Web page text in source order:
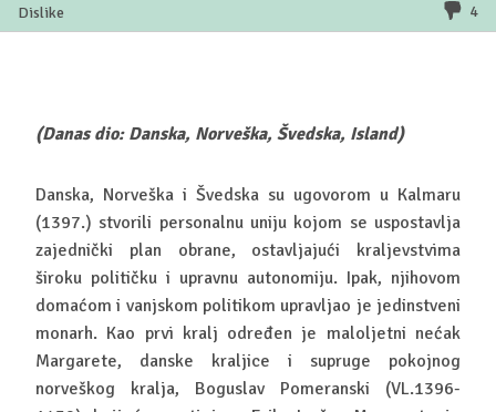
4
(Danas dio: Danska, Norveška, Švedska, Island)
Danska, Norveška i Švedska su ugovorom u Kalmaru
(1397.) stvorili personalnu uniju kojom se uspostavlja
zajednički plan obrane, ostavljajući kraljevstvima
široku političku i upravnu autonomiju. Ipak, njihovom
domaćom i vanjskom politikom upravljao je jedinstveni
monarh. Kao prvi kralj određen je maloljetni nećak
Margarete, danske kraljice i supruge pokojnog
norveškog kralja, Boguslav Pomeranski (VL.1396-